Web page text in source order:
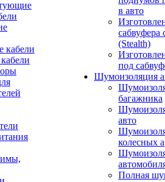
кабели
в авто
сабвуфера
(Stealth)
под
Шумоизоляция
багажника
авто
колесных
Полная